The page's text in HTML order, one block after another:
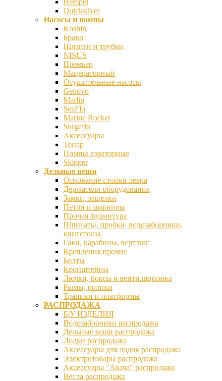
Quicksilver
Насосы и помпы
Koshin
Браво
Шланги и трубки
NISUS
Премьер
Мацераторный
Осушительные насосы
Genovo
Marlin
SeaFlo
Marine Rocket
Surgeflo
Аксессуары
Тонар
Помпы аэраторные
Skipper
Дельные вещи
Основание стойки леера
Держатели оборудования
Замки, защелки
Петли и шарниры
Прочая фурнитура
Шпигаты, пробки, водозаборники,
кингстоны.
Гаки, карабины, вертлюг
Крепления прочие
Болты
Кронштейны
Лючки, боксы и вентиляционка
Рымы, ролики
Трапики и платформы
РАСПРОДАЖА
Б/У ИЗДЕЛИЯ
Водозаборники распродажа
Дельные вещи распродажа
Лодки распродажа
Аксессуары для лодок распродажа
Электротовары распродажа
Аксессуары "Авача" распродажа
Весла распродажа